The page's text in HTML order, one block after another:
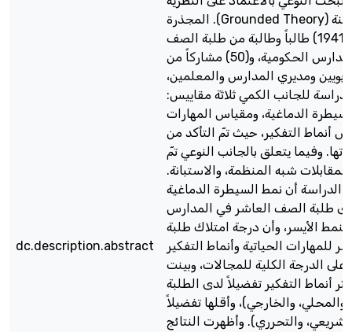
dc.description.abstract
المجذرة .(Grounded Theory) تكونت عينة
الدراسة من (1941) طالباً وطالبة من طلبة الصف
العاشر في المدارس الحكومية، و(50) مشاركاً من
ومديري المدارس والمعلمين،
للجانب الكمي ثلاثة مقاييس:
الدماغية، ومقياس المهارات
أنماط التفكير، حيث تمّ التأكد من
وفيما يتعلق بالجانب النوعي تمّ
شبه المنظمة، والاستبانة.
الدراسة أن نمط السيطرة الدماغية
طلبة الصف العاشر في المدارس
الأيسر، وأن درجة امتلاك طلبة
للمهارات الحياتية وأنماط التفكير
الدرجة الكلية للمجالات، وبينت
أنماط التفكير تفضيلاً لدى الطلبة
والمحلي، والخارجي)، وأقلها تفضيلاً
والتحرري). وأظهرت النتائج